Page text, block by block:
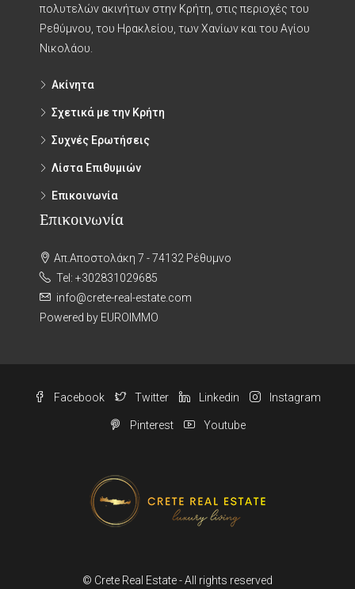
πολυτελών ακινήτων στην Κρήτη, στις περιοχές του
Ρεθύμνου, του Ηρακλείου, των Χανίων και του Αγίου
Νικολάου.
Ακίνητα
Σχετικά με την Κρήτη
Συχνές Ερωτήσεις
Λίστα Επιθυμιών
Επικοινωνία
Επικοινωνία
Απ.Αποστολάκη 7 - 74132 Ρέθυμνο
Tel: +302831029685
info@crete-real-estate.com
Powered by EUROIMMO
Facebook Twitter Linkedin Instagram
Pinterest Youtube
© Crete Real Estate - All rights reserved